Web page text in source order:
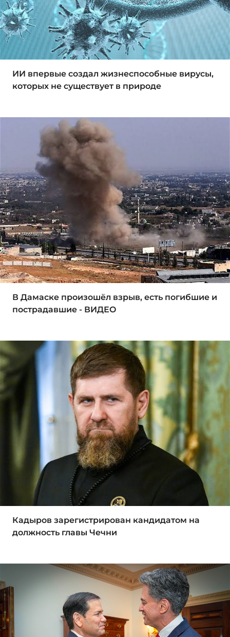
ИИ впервые создал жизнеспособные вирусы,
которых не существует в природе
В Дамаске произошёл взрыв, есть погибшие и
пострадавшие - ВИДЕО
Кадыров зарегистрирован кандидатом на
должность главы Чечни